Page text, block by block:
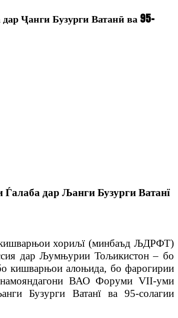
Ҷанги Бузурги Ватанӣ ва 95-
дар Љанги Бузурги Ватанї
кишварњои хориљї (минбаъд ЉДРФТ)
дар Љумњурии Тољикистон – бо
кишварњои алоњида, бо фарогирии
намояндагони ВАО Форуми VII-уми
Бузурги Ватанї ва 95-солагии